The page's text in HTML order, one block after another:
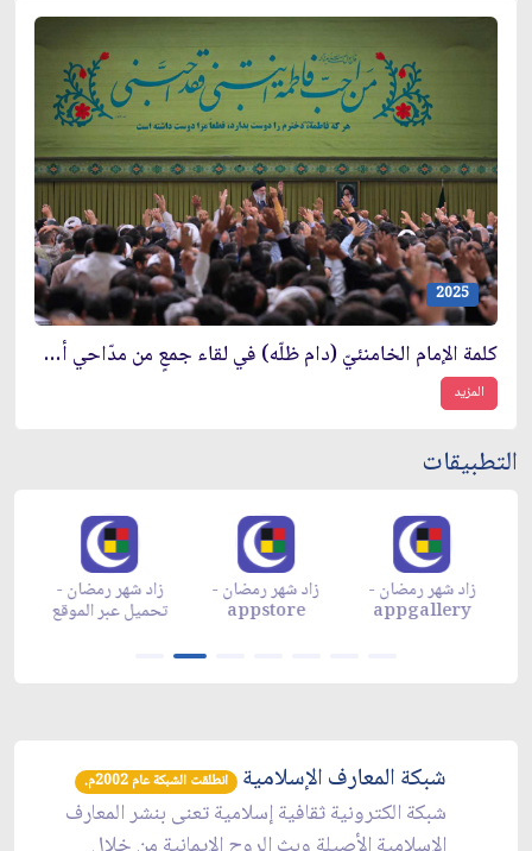
2025
كلمة الإمام الخامنئيّ (دام ظلّه) في لقاء جمعٍ من مدّاحي أهل البيت (عليهم السلام)
المزيد
التطبيقات
زاد شهر رمضان -
تحميل عبر الموقع
زاد شهر رمضان -
appstore
زاد شهر رمضان -
appgallery
شبكة المعارف الإسلامية انطلقت الشبكة عام 2002م.
شبكة الكترونية ثقافية إسلامية تعنى بنشر المعارف